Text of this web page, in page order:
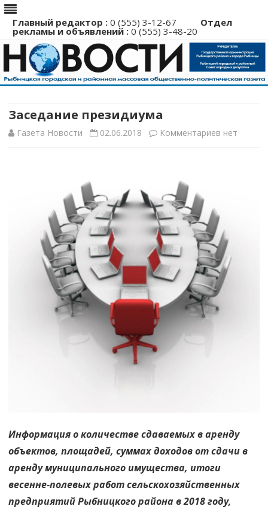
Главный редактор : 0 (555) 3-12-67 Отдел
рекламы и объявлений : 0 (555) 3-48-20
Перейти
Заседание президиума
Газета Новости 02.06.2018 Комментариев кнет
Информация о количестве сдаваемых в аренду
объектов, площадей, суммах доходов от сдачи в
аренду муниципального имущества, итоги
весенне-полевых работ сельскохозяйственных
предприятий Рыбницкого района в 2018 году,